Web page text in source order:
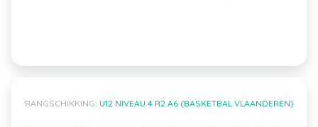
RANGSCHIKKING: U12 NIVEAU 4 R2 A6 (BASKETBAL VLAANDEREN)